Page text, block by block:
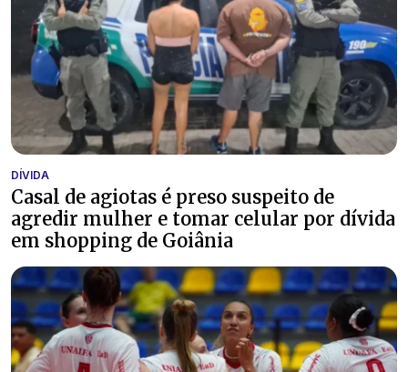
DÍVIDA
Casal de agiotas é preso suspeito de
agredir mulher e tomar celular por dívida
em shopping de Goiânia